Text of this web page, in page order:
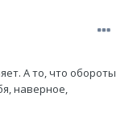
А то, что обороты
наверное,